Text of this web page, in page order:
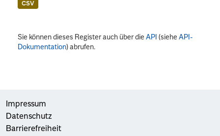
CSV
Sie können dieses Register auch über dieAPI (sieheAPI-
Dokumentation) abrufen.
Impressum
Datenschutz
Barrierefreiheit